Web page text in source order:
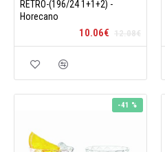
RETRO-(196/24 1+1+2) -
Horecano
10.06€ 12.08€
-41 %